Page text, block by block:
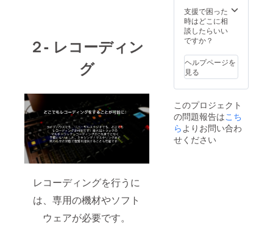
２- レコーディン
グ
レコーディングを行うに
は、専用の機材やソフト
ウェアが必要です。
支援で困った
時はどこに相
談したらいい
ですか？
ヘルプページを
見る
このプロジェクト
の問題報告はこち
らよりお問い合わ
せください